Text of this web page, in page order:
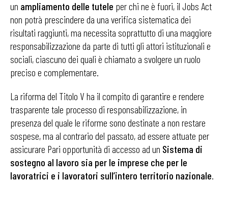
un ampliamento delle tutele per chi ne è fuori, il Jobs Act
non potrà prescindere da una verifica sistematica dei
risultati raggiunti, ma necessita soprattutto di una maggiore
responsabilizzazione da parte di tutti gli attori istituzionali e
sociali, ciascuno dei quali è chiamato a svolgere un ruolo
preciso e complementare.
La riforma del Titolo V ha il compito di garantire e rendere
trasparente tale processo di responsabilizzazione, in
presenza del quale le riforme sono destinate a non restare
sospese, ma al contrario del passato, ad essere attuate per
assicurare Pari opportunità di accesso ad un Sistema di
sostegno al lavoro sia per le imprese che per le
lavoratrici e i lavoratori sull’intero territorio nazionale.